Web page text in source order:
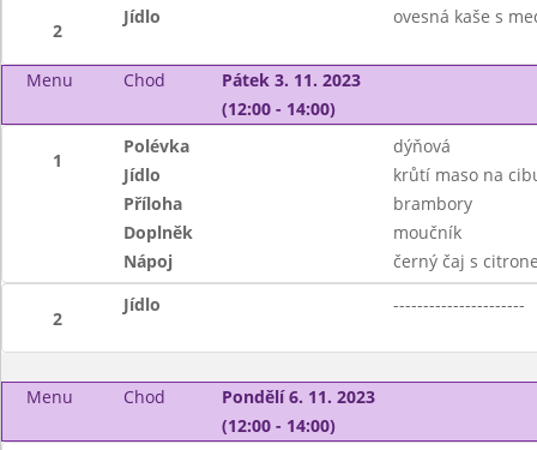
2
Jídlo ovesná kaše s
Menu Chod
Pátek 3. 11. 2023
(12:00 - 14:00)
1
Polévka
dýňová
Jídlo
krůtí maso na
Příloha
brambory
Doplněk
moučník
Nápoj
černý čaj s
2
Jídlo ----------------------
Menu Chod
Pondělí 6. 11. 2023
(12:00 - 14:00)